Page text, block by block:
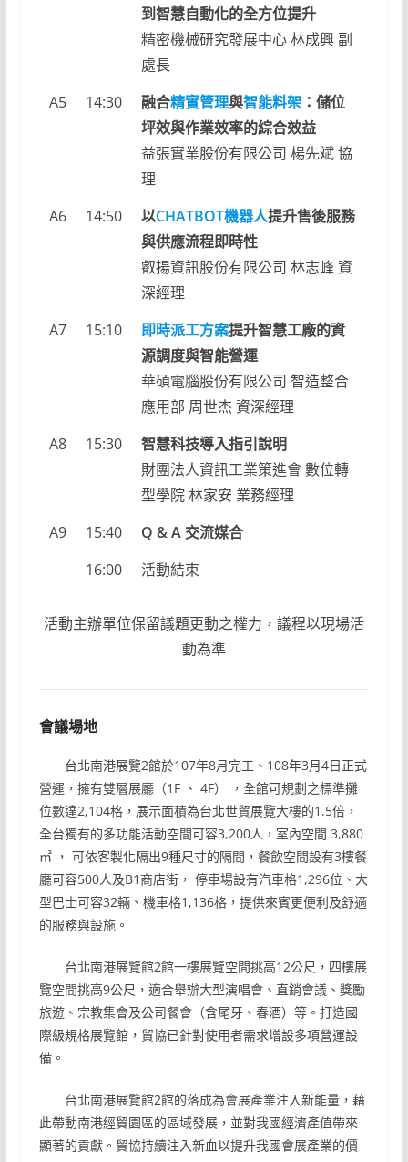
到智慧自動化的全方位提升
精密機械研究發展中心 林成興 副
處長
A5
14:30 融合精實管理與智能料架：儲位
坪效與作業效率的綜合效益
益張實業股份有限公司 楊先斌 協
理
A6
14:50 以CHATBOT機器人提升售後服務
與供應流程即時性
叡揚資訊股份有限公司 林志峰 資
深經理
A7
15:10 即時派工方案提升智慧工廠的資
源調度與智能營運
華碩電腦股份有限公司 智造整合
應用部 周世杰 資深經理
A8
15:30
智慧科技導入指引說明
財團法人資訊工業策進會 數位轉
型學院 林家安 業務經理
A9
15:40
Q & A 交流媒合
16:00
活動結束
活動主辦單位保留議題更動之權力，議程以現場活
動為準
會議場地
台北南港展覽2館於107年8月完工、108年3月4日正式
營運，擁有雙層展廳（1F 、 4F） ，全館可規劃之標準攤
位數達2,104格，展示面積為台北世貿展覽大樓的1.5倍，
全台獨有的多功能活動空間可容3,200人，室內空間 3,880
㎡ ， 可依客製化隔出9種尺寸的隔間，餐飲空間設有3樓餐
廳可容500人及B1商店街， 停車場設有汽車格1,296位、大
型巴士可容32輛、機車格1,136格，提供來賓更便利及舒適
的服務與設施。
台北南港展覽館2館一樓展覽空間挑高12公尺，四樓展
覽空間挑高9公尺，適合舉辦大型演唱會、直銷會議、獎勵
旅遊、宗教集會及公司餐會（含尾牙、春酒）等。打造國
際級規格展覽館，貿協已針對使用者需求增設多項營運設
備。
台北南港展覽館2館的落成為會展產業注入新能量，藉
此帶動南港經貿園區的區域發展，並對我國經濟產值帶來
顯著的貢獻。貿協持續注入新血以提升我國會展產業的價